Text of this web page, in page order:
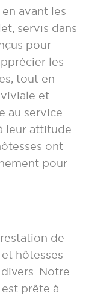
avant les
servis dans
pour
les
tout en
et
au service
leur attitude
ont
pour
de
hôtesses
Notre
prête à